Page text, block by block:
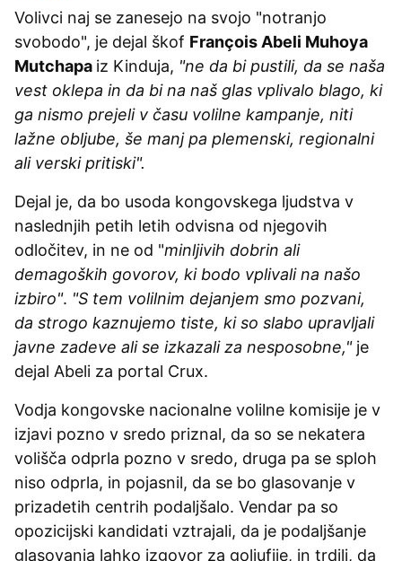
Volivci naj se zanesejo na svojo "notranjo
svobodo", je dejal škof François Abeli Muhoya
Mutchapa iz Kinduja, "ne da bi pustili, da se naša
vest oklepa in da bi na naš glas vplivalo blago, ki
ga nismo prejeli v času volilne kampanje, niti
lažne obljube, še manj pa plemenski, regionalni
ali verski pritiski".
Dejal je, da bo usoda kongovskega ljudstva v
naslednjih petih letih odvisna od njegovih
odločitev, in ne od "minljivih dobrin ali
demagoških govorov, ki bodo vplivali na našo
izbiro". "S tem volilnim dejanjem smo pozvani,
da strogo kaznujemo tiste, ki so slabo upravljali
javne zadeve ali se izkazali za nesposobne,"je
dejal Abeli za portal Crux.
Vodja kongovske nacionalne volilne komisije je v
izjavi pozno v sredo priznal, da so se nekatera
volišča odprla pozno v sredo, druga pa se sploh
niso odprla, in pojasnil, da se bo glasovanje v
prizadetih centrih podaljšalo. Vendar pa so
opozicijski kandidati vztrajali, da je podaljšanje
glasovanja lahko izgovor za goljufije, in trdili, da